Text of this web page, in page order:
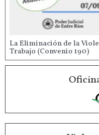
La Eliminación de la
Trabajo (Convenio 190)